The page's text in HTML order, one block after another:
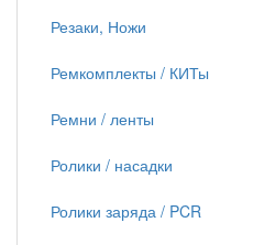
Резаки, Ножи
Ремкомплекты / КИТы
Ремни / ленты
Ролики / насадки
Ролики заряда / PCR